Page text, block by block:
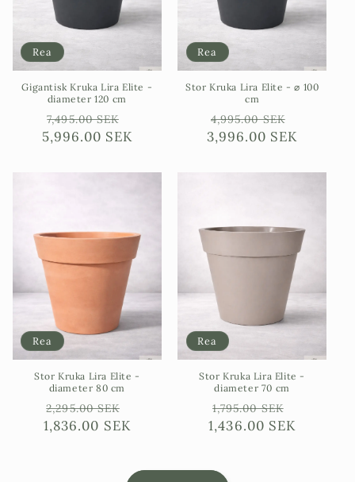
Rea
Gigantisk Kruka Lira Elite -
diameter 120 cm
Ordinarie
pris
7,495.00 SEK
Försäljningspris
5,996.00 SEK
Rea
Stor Kruka Lira Elite - ⌀ 100
cm
Ordinarie
pris
4,995.00 SEK
3,996.00 SEK
Rea
Stor Kruka Lira Elite -
diameter 80 cm
Ordinarie
pris
2,295.00 SEK
Försäljningspris
1,836.00 SEK
Rea
Stor Kruka Lira Elite -
diameter 70 cm
Ordinarie
pris
1,795.00 SEK
1,436.00 SEK